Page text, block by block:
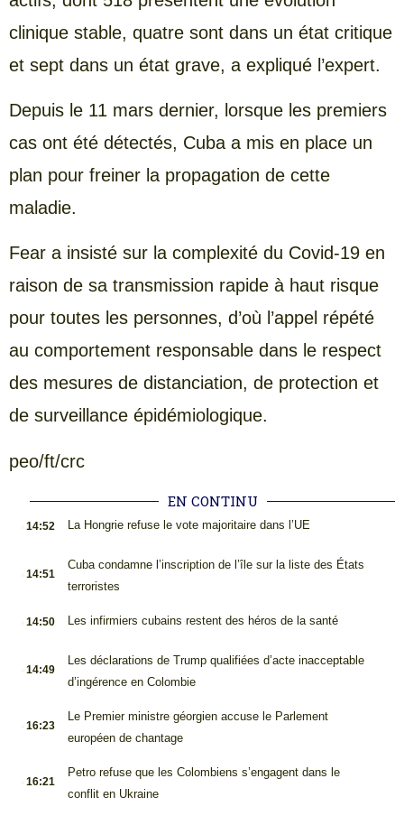
clinique stable, quatre sont dans un état critique
et sept dans un état grave, a expliqué l’expert.
Depuis le 11 mars dernier, lorsque les premiers
cas ont été détectés, Cuba a mis en place un
plan pour freiner la propagation de cette
maladie.
Fear a insisté sur la complexité du Covid-19 en
raison de sa transmission rapide à haut risque
pour toutes les personnes, d’où l’appel répété
au comportement responsable dans le respect
des mesures de distanciation, de protection et
de surveillance épidémiologique.
peo/ft/crc
EN CONTINU
14:52 La Hongrie refuse le vote majoritaire dans l’UE
14:51
Cuba condamne l’inscription de l’île sur la liste des États
terroristes
14:50 Les infirmiers cubains restent des héros de la santé
14:49
Les déclarations de Trump qualifiées d’acte inacceptable
d’ingérence en Colombie
16:23
Le Premier ministre géorgien accuse le Parlement
européen de chantage
16:21
Petro refuse que les Colombiens s’engagent dans le
conflit en Ukraine